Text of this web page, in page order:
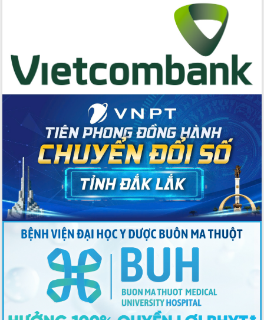
với Tập đoàn Bưu chính Viễn thông
Việt Nam
Đắk Lắk về phát triển nhân lực y tế
Du lịch Đắk Lắk nâng tầm trải nghiệm
du khách thông qua Hệ thống cơ sở dữ
liệu và Bản đồ số
Tập huấn ứng dụng trí tuệ nhân tạo (AI)
trong thương mại điện tử năm 2026
Đoàn đại biểu Quốc hội tỉnh Đắk Lắk
trao đổi thông tin trước Kỳ họp thứ
nhất, Quốc hội khóa XVI
Quyết liệt cải cách hành chính, khơi
thông nguồn lực phát triển
Nâng cao hiệu lực, hiệu quả HĐND
tỉnh thông qua hiện đại hóa hành chính
Xã Ea Phê gắn cải cách hành chính với
chuyển đổi số
Phó Chủ tịch Thường trực UBND tỉnh